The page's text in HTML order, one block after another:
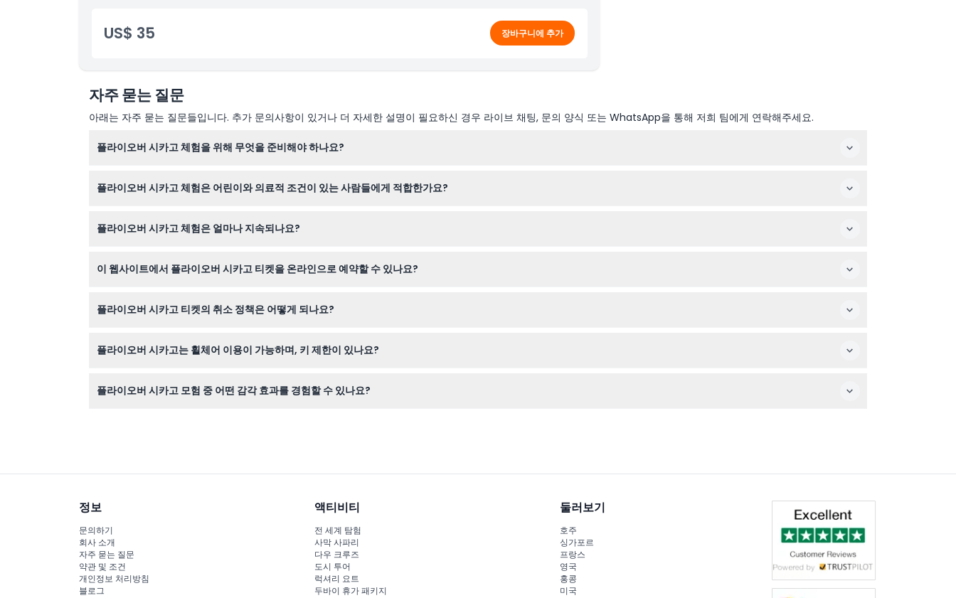
취소 정책
US$ 35 장바구니에 추가
자주 묻는 질문
아래는 자주 묻는 질문들입니다. 추가 문의사항이 있거나 더 자세한 설명이 필요하신 경우 라이브 채팅, 문의 양식 또는 WhatsApp을 통해 저희 팀에게 연락해주세요.
플라이오버 시카고 체험을 위해 무엇을 준비해야 하나요?
플라이오버 시카고 체험은 어린이와 의료적 조건이 있는 사람들에게 적합한가요?
플라이오버 시카고 체험은 얼마나 지속되나요?
이 웹사이트에서 플라이오버 시카고 티켓을 온라인으로 예약할 수 있나요?
플라이오버 시카고 티켓의 취소 정책은 어떻게 되나요?
플라이오버 시카고는 휠체어 이용이 가능하며, 키 제한이 있나요?
플라이오버 시카고 모험 중 어떤 감각 효과를 경험할 수 있나요?
정보
문의하기
회사 소개
자주 묻는 질문
약관 및 조건
개인정보 처리방침
블로그
액티비티
전 세계 탐험
사막 사파리
다우 크루즈
도시 투어
럭셔리 요트
두바이 휴가 패키지
둘러보기
호주
싱가포르
프랑스
영국
홍콩
미국